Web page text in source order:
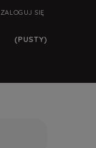
ZALOGUJ SIĘ
(PUSTY)